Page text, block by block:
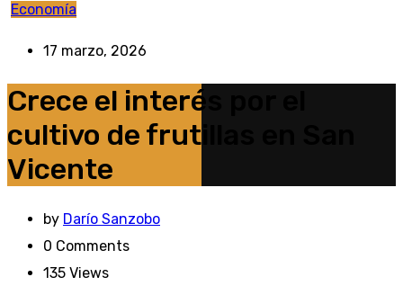
Economía
17 marzo, 2026
Crece el interés por el
cultivo de frutillas en San
Vicente
by Darío Sanzobo
0 Comments
135 Views